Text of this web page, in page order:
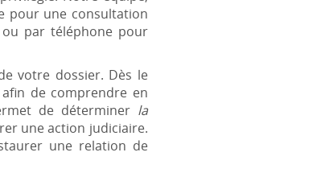
pour une consultation
par téléphone pour
votre dossier. Dès le
de comprendre en
de déterminer la
une action judiciaire.
une relation de